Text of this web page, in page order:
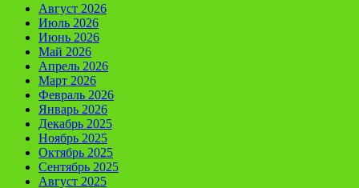
Август 2026
Июль 2026
Июнь 2026
Май 2026
Апрель 2026
Март 2026
Февраль 2026
Январь 2026
Декабрь 2025
Ноябрь 2025
Октябрь 2025
Сентябрь 2025
Август 2025